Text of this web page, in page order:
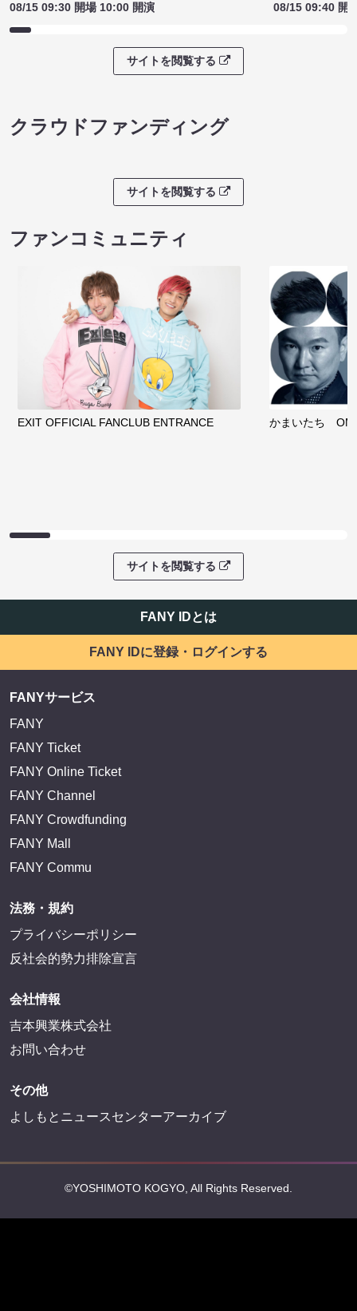
08/15 09:30 開場 10:00 開演
08/15 09:40 開
サイトを閲覧する
クラウドファンディング
サイトを閲覧する
ファンコミュニティ
EXIT OFFICIAL FANCLUB ENTRANCE かまいたち
サイトを閲覧する
FANY IDとは
FANY IDに登録・ログインする
FANYサービス
FANY
FANY Ticket
FANY Online Ticket
FANY Channel
FANY Crowdfunding
FANY Mall
FANY Commu
法務・規約
プライバシーポリシー
反社会的勢力排除宣言
会社情報
吉本興業株式会社
お問い合わせ
その他
よしもとニュースセンターアーカイブ
©YOSHIMOTO KOGYO, All Rights Reserved.